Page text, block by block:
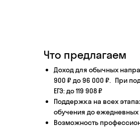
Что предлагаем
Доход для обычных
900 ₽ до 96 000 ₽. При
ЕГЭ: до 119 908 ₽
Поддержка на всех
обучения до ежедневных
Возможность
после того, как
оставите заявку
Английский язык Школьные